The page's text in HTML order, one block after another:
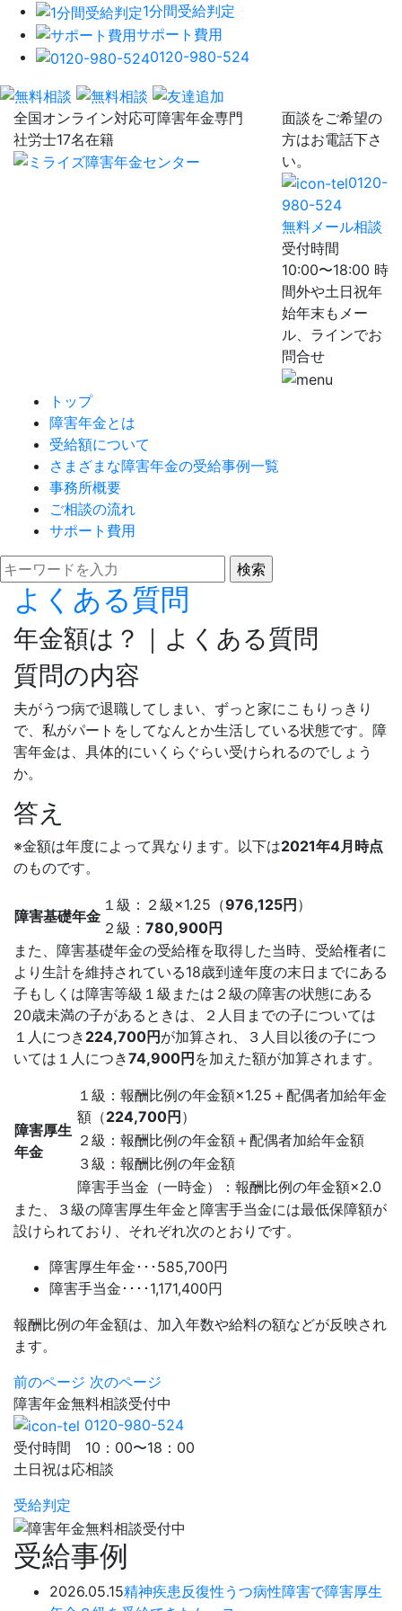
1分間受給判定
サポート費用
0120-980-524
全国オンライン対応可障害年金専門
社労士17名在籍
面談をご希望の
方はお電話下さ
い。
0120-
980-524
無料メール相談
受付時間
10:00〜18:00 時
間外や土日祝年
始年末もメー
ル、ラインでお
問合せ
トップ
障害年金とは
受給額について
さまざまな障害年金の受給事例一覧
事務所概要
ご相談の流れ
サポート費用
よくある質問
年金額は？｜よくある質問
質問の内容
夫がうつ病で退職してしまい、ずっと家にこもりっきり
で、私がパートをしてなんとか生活している状態です。障
害年金は、具体的にいくらぐらい受けられるのでしょう
か。
答え
※金額は年度によって異なります。以下は2021年4月時点
のものです。
障害基礎年金
１級：２級×1.25（976,125円）
２級： 780,900円
また、障害基礎年金の受給権を取得した当時、受給権者に
より生計を維持されている18歳到達年度の末日までにある
子もしくは障害等級１級または２級の障害の状態にある
20歳未満の子があるときは、２人目までの子については
１人につき 224,700円が加算され、３人目以後の子につ
いては１人につき74,900円を加えた額が加算されます。
障害厚生
年金
１級：報酬比例の年金額×1.25＋配偶者加給年金
額（224,700円）
２級：報酬比例の年金額＋配偶者加給年金額
３級：報酬比例の年金額
障害手当金（一時金）：報酬比例の年金額×2.0
また、３級の障害厚生年金と障害手当金には最低保障額が
設けられており、それぞれ次のとおりです。
障害厚生年金･･･585,700円
障害手当金････1,171,400円
報酬比例の年金額は、加入年数や給料の額などが反映され
ます。
前のページ 次のページ
障害年金無料相談受付中
0120-980-524
受付時間 10：00〜18：00
土日祝は応相談
受給判定
受給事例
2026.05.15精神疾患反復性うつ病性障害で障害厚生